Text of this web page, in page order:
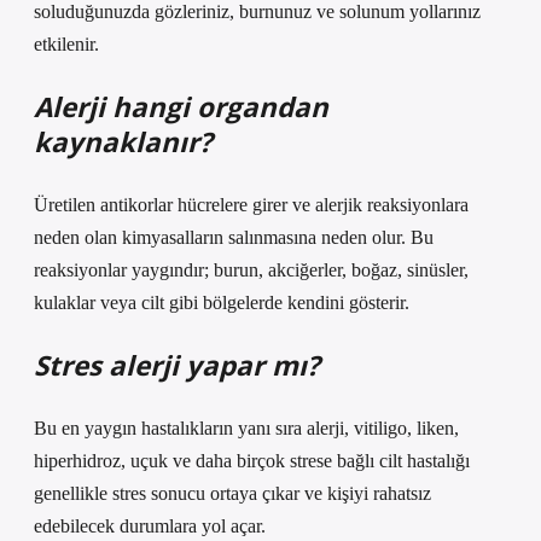
soluduğunuzda gözleriniz, burnunuz ve solunum yollarınız
etkilenir.
Alerji hangi organdan
kaynaklanır?
Üretilen antikorlar hücrelere girer ve alerjik reaksiyonlara
neden olan kimyasalların salınmasına neden olur. Bu
reaksiyonlar yaygındır; burun, akciğerler, boğaz, sinüsler,
kulaklar veya cilt gibi bölgelerde kendini gösterir.
Stres alerji yapar mı?
Bu en yaygın hastalıkların yanı sıra alerji, vitiligo, liken,
hiperhidroz, uçuk ve daha birçok strese bağlı cilt hastalığı
genellikle stres sonucu ortaya çıkar ve kişiyi rahatsız
edebilecek durumlara yol açar.